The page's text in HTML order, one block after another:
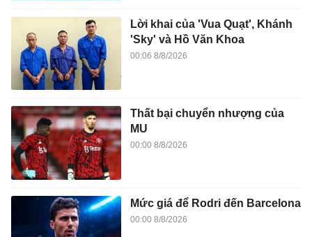
Lời khai của 'Vua Quạt', Khánh
'Sky' và Hồ Văn Khoa
00:06 8/8/2026
Thất bại chuyển nhượng của
MU
00:00 8/8/2026
Mức giá để Rodri đến Barcelona
00:00 8/8/2026